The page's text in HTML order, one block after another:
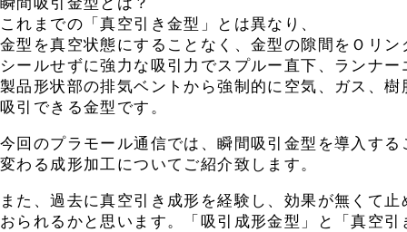
これまでの「真空引き金型」とは異なり、
金型を真空状態にすることなく、金型の隙間をＯリン
シールせずに強力な吸引力でスプルー直下、ランナー
製品形状部の排気ベントから強制的に空気、ガス、樹
吸引できる金型です。
今回のプラモール通信では、瞬間吸引金型を導入する
変わる成形加工についてご紹介致します。
また、過去に真空引き成形を経験し、効果が無くて
おられるかと思います。「吸引成形金型」と「真空引